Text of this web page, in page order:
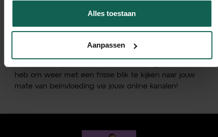
Alles toestaan
Aanpassen
prospect zich gehoord voelen en wie weet ligt
daar jouw succes!
heb om weer met een frisse blik te kijken naar jouw
mate van beïnvloeding via jouw online kanalen!